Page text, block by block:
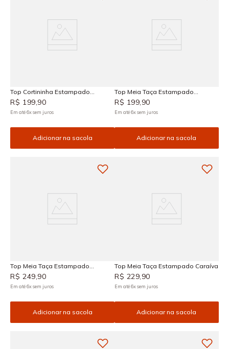
Top Cortininha Estampado
Diamantina
R$ 199,90
Em até6xsem juros
Adicionar na sacola
Top Meia Taça Estampado
Diamantina
R$ 199,90
Em até6xsem juros
Adicionar na sacola
Top Meia Taça Estampado
Diamantina
R$ 249 90
Em até6xsem juros
Adicionar na sacola
Top Meia Taça Estampado Caraíva
R$ 229 90
Em até6xsem juros
Adicionar na sacola